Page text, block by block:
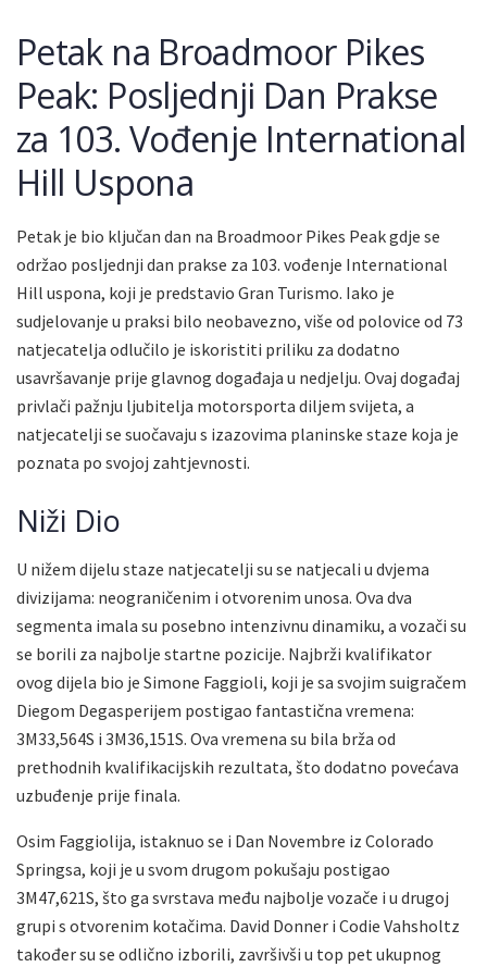
Petak na Broadmoor Pikes
Peak: Posljednji Dan Prakse
za 103. Vođenje International
Hill Uspona
Petak je bio ključan dan na Broadmoor Pikes Peak gdje se
održao posljednji dan prakse za 103. vođenje International
Hill uspona, koji je predstavio Gran Turismo. Iako je
sudjelovanje u praksi bilo neobavezno, više od polovice od 73
natjecatelja odlučilo je iskoristiti priliku za dodatno
usavršavanje prije glavnog događaja u nedjelju. Ovaj događaj
privlači pažnju ljubitelja motorsporta diljem svijeta, a
natjecatelji se suočavaju s izazovima planinske staze koja je
poznata po svojoj zahtjevnosti.
Niži Dio
U nižem dijelu staze natjecatelji su se natjecali u dvjema
divizijama: neograničenim i otvorenim unosa. Ova dva
segmenta imala su posebno intenzivnu dinamiku, a vozači su
se borili za najbolje startne pozicije. Najbrži kvalifikator
ovog dijela bio je Simone Faggioli, koji je sa svojim suigračem
Diegom Degasperijem postigao fantastična vremena:
3M33,564S i 3M36,151S. Ova vremena su bila brža od
prethodnih kvalifikacijskih rezultata, što dodatno povećava
uzbuđenje prije finala.
Osim Faggiolija, istaknuo se i Dan Novembre iz Colorado
Springsa, koji je u svom drugom pokušaju postigao
3M47,621S, što ga svrstava među najbolje vozače i u drugoj
grupi s otvorenim kotačima. David Donner i Codie Vahsholtz
također su se odlično izborili, završivši u top pet ukupnog